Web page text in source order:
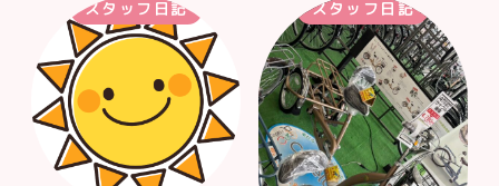
スタッフ日記 スタッフ日記